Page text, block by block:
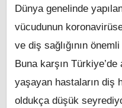
Dünya genelinde
vücudunun
ve diş sağlığının
Buna karşın Türkiye’de
yaşayan hastaların diş
oldukça düşük